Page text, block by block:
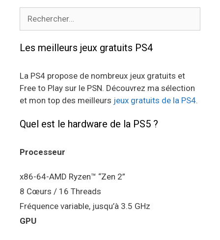
Les meilleurs jeux gratuits PS4
La PS4 propose de nombreux jeux gratuits et
Free to Play sur le PSN. Découvrez ma sélection
et mon top des meilleurs jeux gratuits de la PS4.
Quel est le hardware de la PS5 ?
Processeur
x86-64-AMD Ryzen™ “Zen 2”
8 Cœurs / 16 Threads
Fréquence variable, jusqu’à 3.5 GHz
GPU